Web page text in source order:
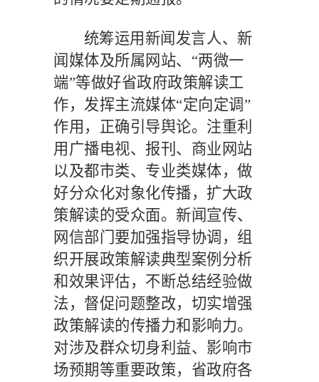
统筹运用新闻发言人、新
闻媒体及所属网站、 “两微一
端”等做好省政府政策解读工
作，发挥主流媒体“定向定调”
作用，正确引导舆论。注重利
用广播电视、报刊、商业网站
以及都市类、专业类媒体，做
好分众化对象化传播，扩大政
策解读的受众面。新闻宣传、
网信部门要加强指导协调，组
织开展政策解读典型案例分析
和效果评估，不断总结经验做
法，督促问题整改，切实增强
政策解读的传播力和影响力。
对涉及群众切身利益、影响市
场预期等重要政策，省政府各